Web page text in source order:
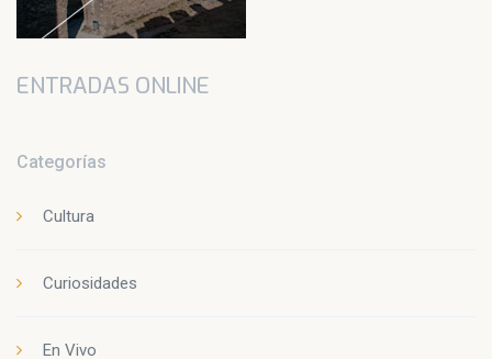
ENTRADAS ONLINE
Categorías
Cultura
Curiosidades
En Vivo